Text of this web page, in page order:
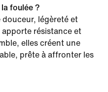
foulée ?
douceur, légèreté et
apporte résistance et
elles créent une
prête à affronter les